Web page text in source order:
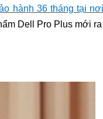
hành 36 tháng tại
Dell Pro Plus mới ra